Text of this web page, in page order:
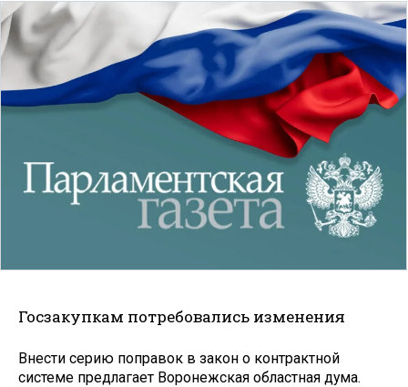
Госзакупкам потребовались изменения
Внести серию поправок в закон о контрактной
системе предлагает Воронежская областная дума.